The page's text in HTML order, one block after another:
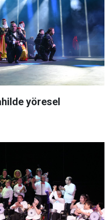
yöresel